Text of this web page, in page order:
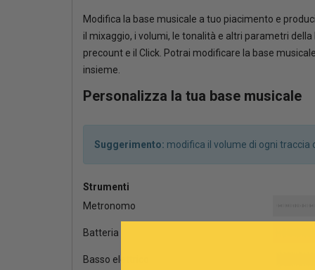
Modifica la base musicale a tuo piacimento e
il mixaggio, i volumi, le tonalità e altri parametri
precount e il Click. Potrai modificare la base
insieme.
Personalizza la tua base musicale
Suggerimento: modifica il volume di ogni
Strumenti
Metronomo
Batteria
Basso elettrico